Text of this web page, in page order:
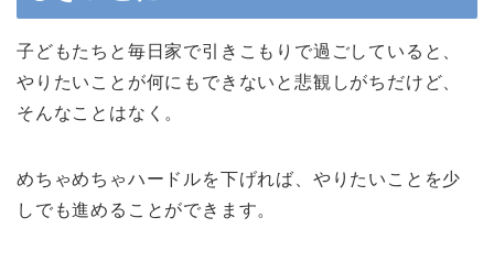
子どもたちと毎日家で引きこもりで過ごしていると、
やりたいことが何にもできないと悲観しがちだけど、
そんなことはなく。
めちゃめちゃハードルを下げれば、やりたいことを少
しでも進めることができます。